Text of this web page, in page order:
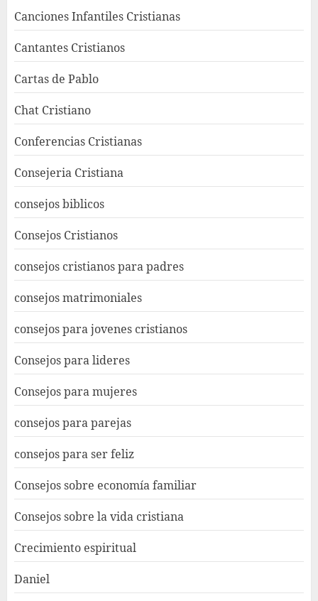
Canciones Infantiles Cristianas
Cantantes Cristianos
Cartas de Pablo
Chat Cristiano
Conferencias Cristianas
Consejeria Cristiana
consejos biblicos
Consejos Cristianos
consejos cristianos para padres
consejos matrimoniales
consejos para jovenes cristianos
Consejos para lideres
Consejos para mujeres
consejos para parejas
consejos para ser feliz
Consejos sobre economía familiar
Consejos sobre la vida cristiana
Crecimiento espiritual
Daniel